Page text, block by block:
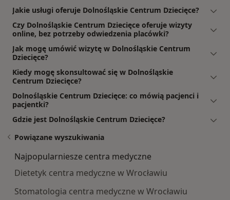
Jakie usługi oferuje Dolnośląskie Centrum Dziecięce?
Czy Dolnośląskie Centrum Dziecięce oferuje wizyty
online, bez potrzeby odwiedzenia placówki?
Jak mogę umówić wizytę w Dolnośląskie Centrum
Dziecięce?
Kiedy mogę skonsultować się w Dolnośląskie
Centrum Dziecięce?
Dolnośląskie Centrum Dziecięce: co mówią pacjenci i
pacjentki?
Gdzie jest Dolnośląskie Centrum Dziecięce?
Powiązane wyszukiwania
Najpopularniesze centra medyczne
Dietetyk centra medyczne w Wrocławiu
Stomatologia centra medyczne w Wrocławiu